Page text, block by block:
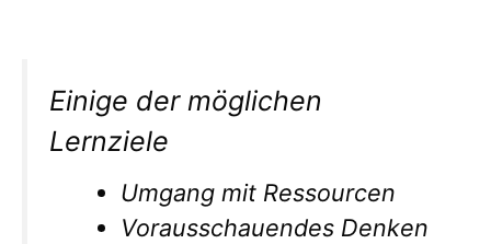
Einige der möglichen
Lernziele
Umgang mit Ressourcen
Vorausschauendes Denken